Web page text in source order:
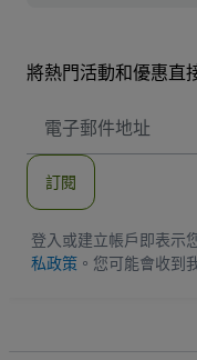
將熱門活動和優惠直
子
地
訂閱
登入或建立帳戶即表示
私政策 。您可能會收到